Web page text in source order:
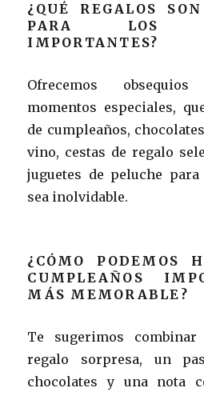
¿QUÉ REGALOS
PARA LOS
IMPORTANTES?
Ofrecemos
momentos especiales,
de cumpleaños,
vino, cestas de regalo
juguetes de peluche
sea inolvidable.
¿CÓMO PODEMOS
CUMPLEAÑOS
MÁS MEMORABLE?
Te sugerimos
regalo sorpresa, un
chocolates y una nota